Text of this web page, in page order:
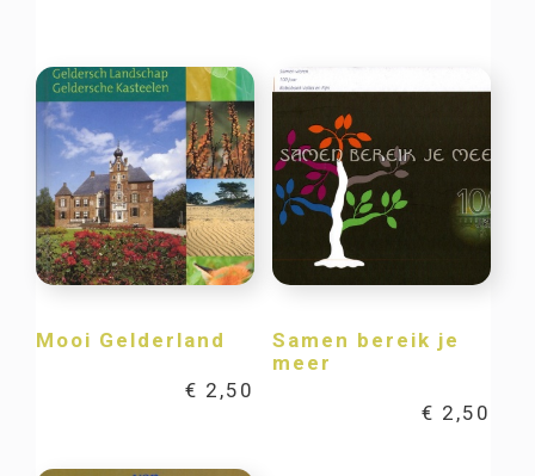
Mooi Gelderland
€ 2,50
Samen bereik je
meer
€ 2,50